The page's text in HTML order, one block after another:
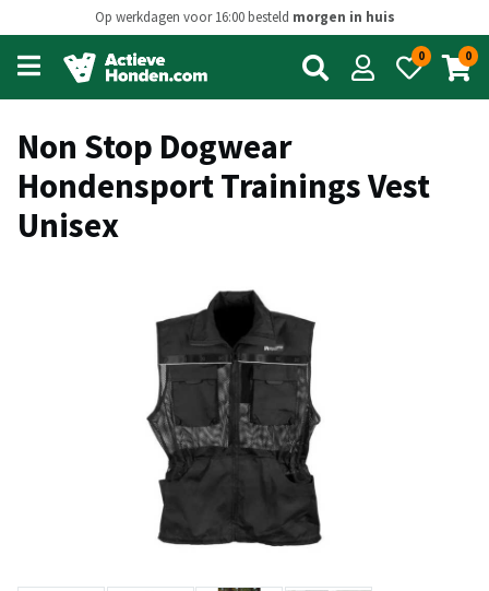
Op werkdagen voor 16:00 besteld morgen in huis
Open
main
menu
0 0
Non Stop Dogwear
Hondensport Trainings Vest
Unisex